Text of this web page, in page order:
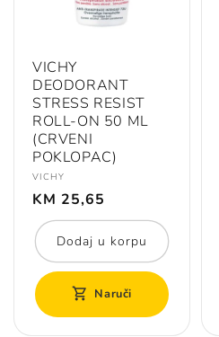
VICHY
DEODORANT
STRESS RESIST
ROLL-ON 50 ML
(CRVENI
POKLOPAC)
Prodavač:
VICHY
Redovna
cijena
KM 25,65
Dodaj u korpu
Naruči